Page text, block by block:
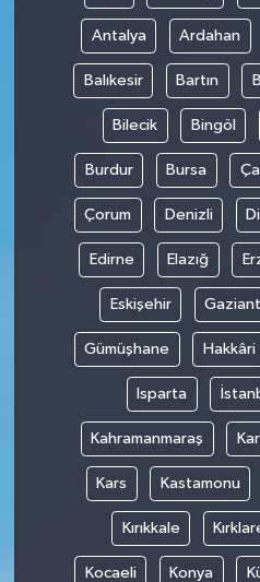
Antalya Ardahan
Balıkesir Bartın
Bilecik Bingöl
Burdur Bursa
Çorum Denizli
Edirne Elazığ
Eskişehir
Gümüşhane Hakkâri
Isparta
Kahramanmaraş
Kars Kastamonu
Kırıkkale
Kocaeli Konya